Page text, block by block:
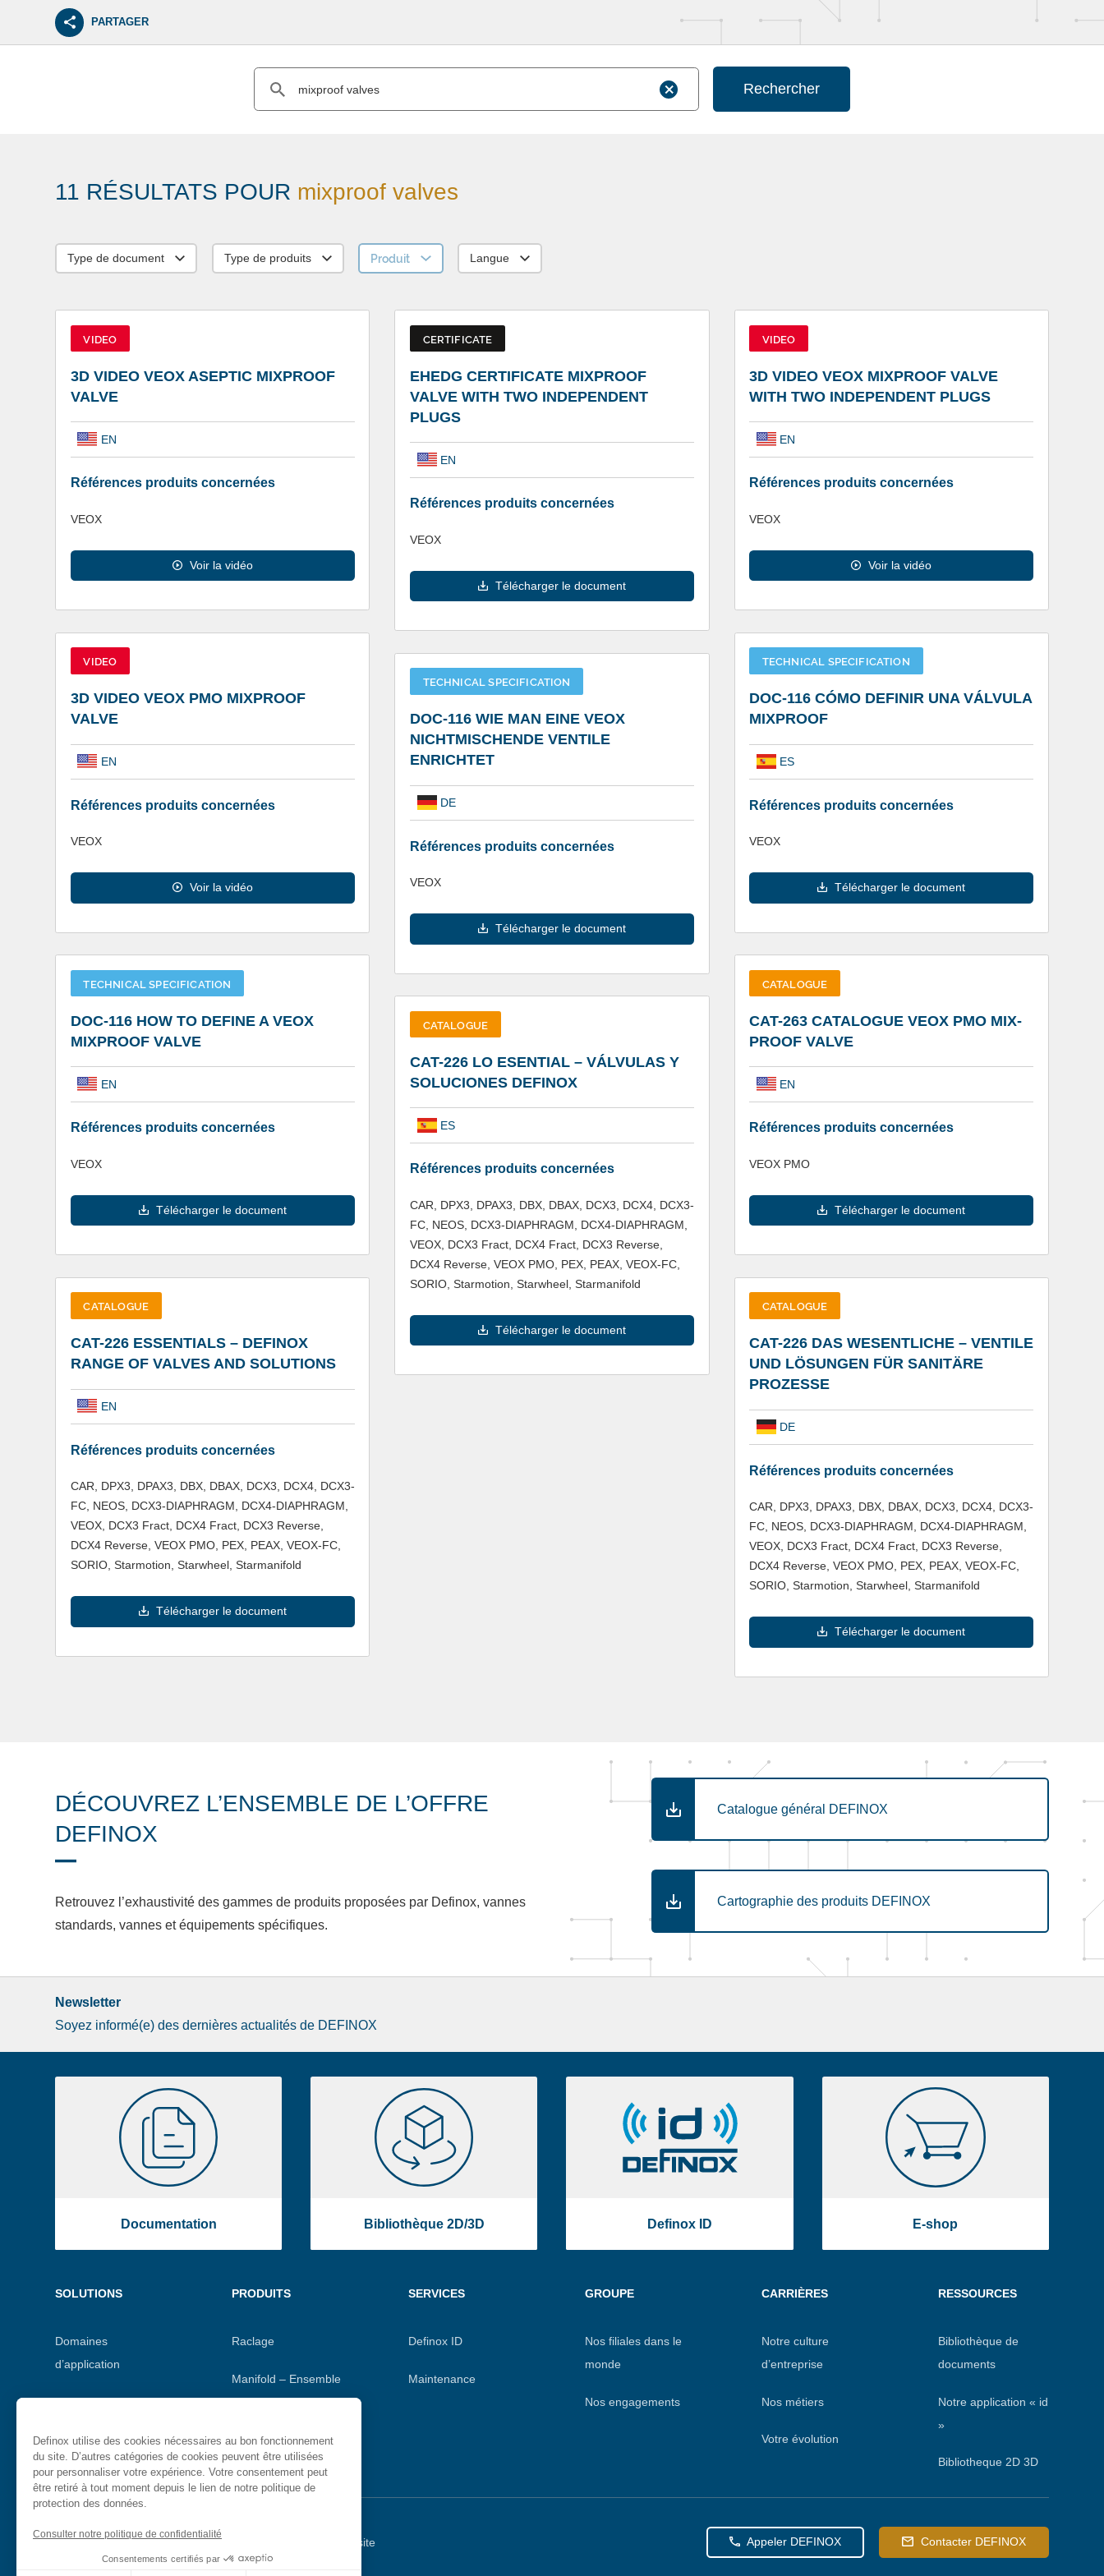
PARTAGER
Rechercher
11 RÉSULTATS POUR mixproof valves
Type de document Type de produits Produit Langue
VIDEO
3D VIDEO VEOX ASEPTIC MIXPROOF
VALVE
EN
Références produits concernées
VEOX
Voir la vidéo
CERTIFICATE
EHEDG CERTIFICATE MIXPROOF
VALVE WITH TWO INDEPENDENT
PLUGS
EN
Références produits concernées
VEOX
Télécharger le document
VIDEO
3D VIDEO VEOX MIXPROOF VALVE
WITH TWO INDEPENDENT PLUGS
EN
Références produits concernées
VEOX
Voir la vidéo
VIDEO
3D VIDEO VEOX PMO MIXPROOF
VALVE
EN
Références produits concernées
VEOX
Voir la vidéo
TECHNICAL SPECIFICATION
DOC-116 CÓMO DEFINIR UNA VÁLVULA
MIXPROOF
ES
Références produits concernées
VEOX
Télécharger le document
TECHNICAL SPECIFICATION
DOC-116 WIE MAN EINE VEOX
NICHTMISCHENDE VENTILE
ENRICHTET
DE
Références produits concernées
VEOX
Télécharger le document
TECHNICAL SPECIFICATION
DOC-116 HOW TO DEFINE A VEOX
MIXPROOF VALVE
EN
Références produits concernées
VEOX
Télécharger le document
CATALOGUE
CAT-263 CATALOGUE VEOX PMO MIX-
PROOF VALVE
EN
Références produits concernées
VEOX PMO
Télécharger le document
CATALOGUE
CAT-226 LO ESENTIAL – VÁLVULAS Y
SOLUCIONES DEFINOX
ES
Références produits concernées
CAR, DPX3, DPAX3, DBX, DBAX, DCX3, DCX4, DCX3-
FC, NEOS, DCX3-DIAPHRAGM, DCX4-DIAPHRAGM,
VEOX, DCX3 Fract, DCX4 Fract, DCX3 Reverse,
DCX4 Reverse, VEOX PMO, PEX, PEAX, VEOX-FC,
SORIO, Starmotion, Starwheel, Starmanifold
Télécharger le document
CATALOGUE
CAT-226 ESSENTIALS – DEFINOX
RANGE OF VALVES AND SOLUTIONS
EN
Références produits concernées
CAR, DPX3, DPAX3, DBX, DBAX, DCX3, DCX4, DCX3-
FC, NEOS, DCX3-DIAPHRAGM, DCX4-DIAPHRAGM,
VEOX, DCX3 Fract, DCX4 Fract, DCX3 Reverse,
DCX4 Reverse, VEOX PMO, PEX, PEAX, VEOX-FC,
SORIO, Starmotion, Starwheel, Starmanifold
Télécharger le document
CATALOGUE
CAT-226 DAS WESENTLICHE – VENTILE
UND LÖSUNGEN FÜR SANITÄRE
PROZESSE
DE
Références produits concernées
CAR, DPX3, DPAX3, DBX, DBAX, DCX3, DCX4, DCX3-
FC, NEOS, DCX3-DIAPHRAGM, DCX4-DIAPHRAGM,
VEOX, DCX3 Fract, DCX4 Fract, DCX3 Reverse,
DCX4 Reverse, VEOX PMO, PEX, PEAX, VEOX-FC,
SORIO, Starmotion, Starwheel, Starmanifold
Télécharger le document
DÉCOUVREZ L’ENSEMBLE DE L’OFFRE
DEFINOX
Retrouvez l’exhaustivité des gammes de produits proposées par Definox, vannes
standards, vannes et équipements spécifiques.
Catalogue général DEFINOX
Cartographie des produits DEFINOX
Newsletter
Soyez informé(e) des dernières actualités de DEFINOX
Documentation
Documentation
Bibliothèque 2D/3D
Bibliothèque
2D/3D
Definox ID
ID
E-shop
shop
Menu
SOLUTIONS
Domaines
d’application
Gestion de process
PRODUITS
Raclage
Manifold – Ensemble
de vannes
Vannes aseptiques
SERVICES
Definox ID
Maintenance
GROUPE
Nos filiales dans le
monde
Nos engagements
CARRIÈRES
Notre culture
d’entreprise
Nos métiers
Votre évolution
RESSOURCES
Bibliothèque de
documents
Notre application « id
»
Bibliotheque 2D 3D
Menu
secondaire
Mentions légales Politique de confidentialité Plan du site Appeler DEFINOX Contacter DEFINOX
Definox utilise des cookies nécessaires au bon fonctionnement
du site. D’autres catégories de cookies peuvent être utilisées
pour personnaliser votre expérience. Votre consentement peut
être retiré à tout moment depuis le lien de notre politique de
protection des données.
Consulter notre politique de confidentialité
Consentements certifiés par